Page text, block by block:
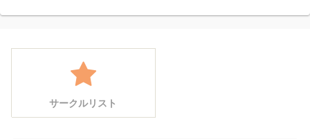
サークルリスト